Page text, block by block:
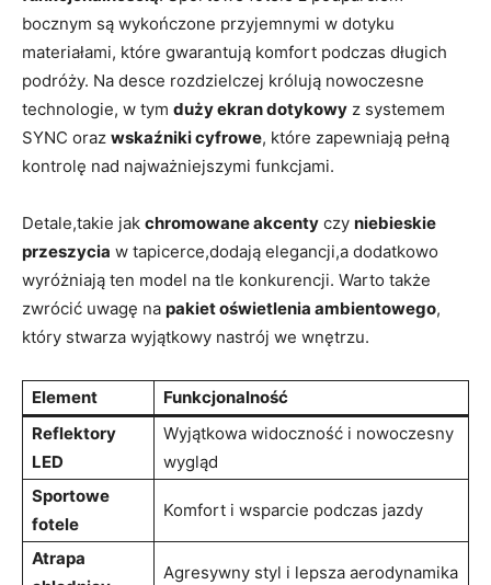
bocznym są wykończone przyjemnymi w dotyku
materiałami, które gwarantują komfort podczas długich
podróży. Na desce rozdzielczej królują nowoczesne
technologie, w tym duży ekran dotykowy z systemem
SYNC oraz wskaźniki cyfrowe, które zapewniają pełną
kontrolę nad najważniejszymi funkcjami.
Detale,takie jak chromowane akcenty czy niebieskie
przeszycia w tapicerce,dodają elegancji,a dodatkowo
wyróżniają ten model na tle konkurencji. Warto także
zwrócić uwagę na pakiet oświetlenia ambientowego,
który stwarza wyjątkowy nastrój we wnętrzu.
Element
Funkcjonalność
Reflektory
LED
Wyjątkowa widoczność i nowoczesny
wygląd
Sportowe
fotele
Komfort i wsparcie podczas jazdy
Atrapa
Agresywny styl i lepsza aerodynamika